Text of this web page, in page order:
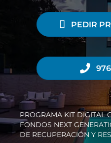
PEDIR
PROGRAMA KIT DIGITAL
FONDOS NEXT
DE RECUPERACIÓN Y